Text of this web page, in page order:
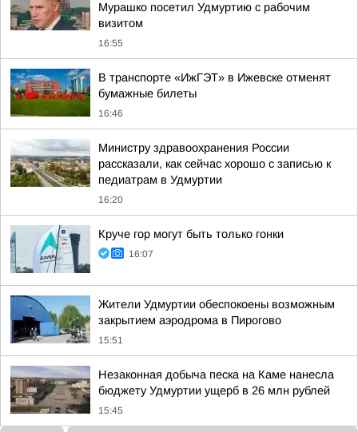
Мурашко посетил Удмуртию с рабочим
визитом
16:55
В транспорте «ИжГЭТ» в Ижевске отменят
бумажные билеты
16:46
Министру здравоохранения России
рассказали, как сейчас хорошо с записью к
педиатрам в Удмуртии
16:20
Круче гор могут быть только гонки
16:07
Жители Удмуртии обеспокоены возможным
закрытием аэродрома в Пирогово
15:51
Незаконная добыча песка на Каме нанесла
бюджету Удмуртии ущерб в 26 млн рублей
15:45